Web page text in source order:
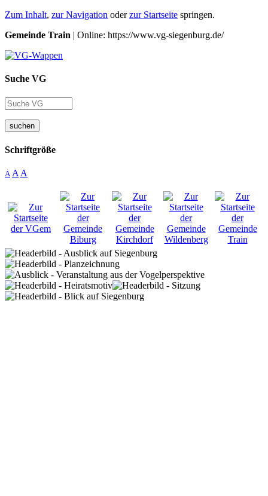
Zum Inhalt, zur Navigation oderzur Startseite springen.
Gemeinde Train | Online: https://www.vg-siegenburg.de/
Suche VG
suchen
Schriftgröße
A A A